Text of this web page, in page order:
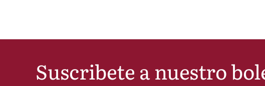
Suscribete a nuestro